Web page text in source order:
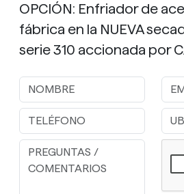
OPCIÓN: Enfriador de
fábrica en la NUEVA
serie 310 accionada por